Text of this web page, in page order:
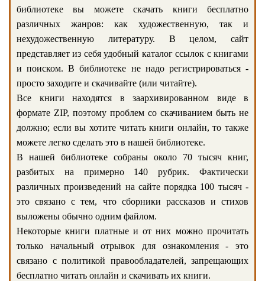
библиотеке вы можете скачать книги бесплатно
различных жанров: как художественную, так и
нехудожественную литературу. В целом, сайт
представляет из себя удобный каталог ссылок с книгами
и поиском. В библиотеке не надо регистрироваться -
просто заходите и скачивайте (или читайте).
Все книги находятся в заархивированном виде в
формате ZIP, поэтому проблем со скачиванием быть не
должно; если вы хотите читать книги онлайн, то также
можете легко сделать это в нашей библиотеке.
В нашей библиотеке собраны около 70 тысяч книг,
разбитых на примерно 140 рубрик. Фактически
различных произведений на сайте порядка 100 тысяч -
это связано с тем, что сборники рассказов и стихов
выложены обычно одним файлом.
Некоторые книги платные и от них можно прочитать
только начальный отрывок для ознакомления - это
связано с политикой правообладателей, запрещающих
бесплатно читать онлайн и скачивать их книги.